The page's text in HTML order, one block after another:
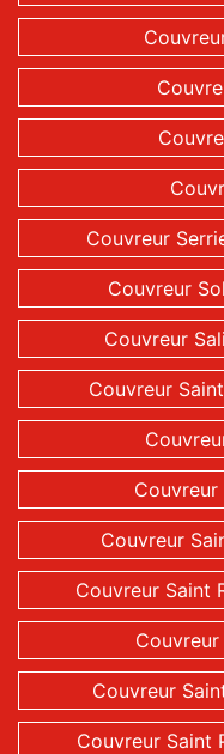
Couvreur
Couvreur
Couvreur
Couvreur
Couvreur
Couvreur
Couvreur Saint
Couvreur
Couvreur Saint